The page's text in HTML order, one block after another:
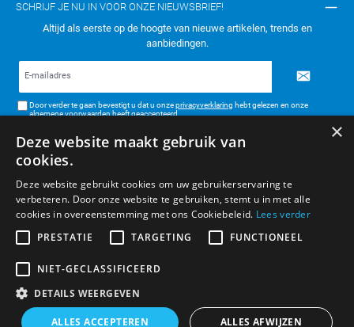
SCHRIJF JE NU IN VOOR ONZE NIEUWSBRIEF!
Altijd als eerste op de hoogte van nieuwe artikelen, trends en
aanbiedingen.
Door verder te gaan bevestigt u dat u onzeprivacyverklaring hebt gelezen en onze
algemene voorwaarden heeft geaccepteerd.
TELEFONISCH CONTACT:
ALGEMENE INFORMATIE
BETAAL- & VERZENDMETHODEN
* Alle prijzen zijn inclusief BTW, exclusief verzendkosten.
×
Deze website maakt gebruik van
cookies.
Deze website gebruikt cookies om uw gebruikerservaring te
verbeteren. Door onze website te gebruiken, stemt u in met alle
cookies in overeenstemming met ons Cookiebeleid. Lees verder
PRESTATIE
TARGETING FUNCTIONEEL
NIET-GECLASSIFICEERD
DETAILS WEERGEVEN
ALLES ACCEPTEREN ALLES AFWIJZEN